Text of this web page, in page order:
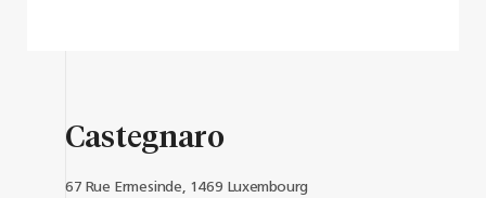
Castegnaro
67 Rue Ermesinde, 1469 Luxembourg